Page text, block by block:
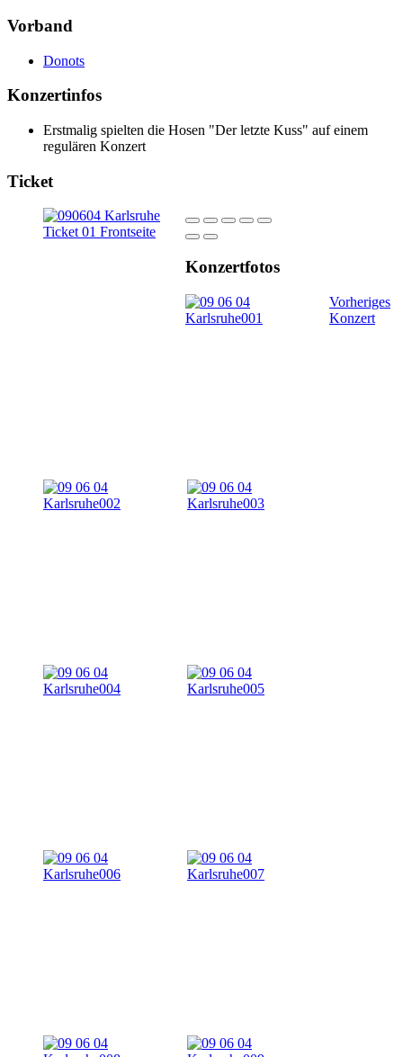
Vorband
Donots
Konzertinfos
Erstmalig spielten die Hosen "Der letzte Kuss" auf einem
regulären Konzert
Ticket
Konzertfotos
Vorheriges
Konzert